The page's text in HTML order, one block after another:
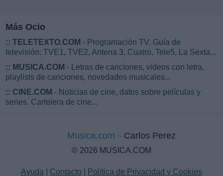
Más Ocio
:: TELETEXTO.COM - Programación TV. Guía de
televisión: TVE1, TVE2, Antena 3, Cuatro, Tele5, La Sexta...
:: MUSICA.COM - Letras de canciones, vídeos con letra,
playlists de canciones, novedades musicales...
:: CINE.COM - Noticias de cine, datos sobre películas y
series. Cartelera de cine...
Musica.com Carlos Perez
© 2026 MUSICA.COM
Ayuda Contacto Política de Privacidad y Cookies